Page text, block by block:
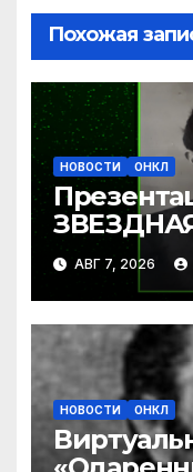
Похожая
НОВОСТИ ОНКЛ
летию
АВГ 7, 2026
НОВОСТИ ОНКЛ